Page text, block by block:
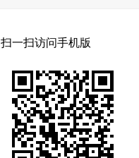
扫一扫访问手机版